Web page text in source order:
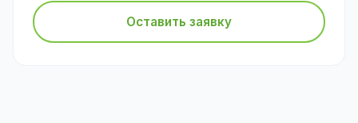
Оставить заявку